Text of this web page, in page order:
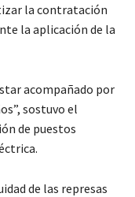
la contratación
la aplicación de la
acompañado por
sostuvo el
de puestos
de las represas